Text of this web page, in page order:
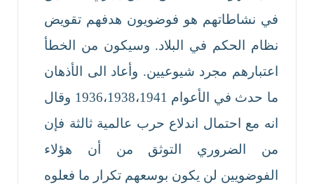
في نشاطاتهم هو فوضويون هدفهم تقويض
نظام الحكم في البلاد. وسيكون من الخطأ
اعتبارهم مجرد شيوعيين. وأعاد الى الأذهان
ما حدث في الأعوام 1936،1938،1941 وقال
انه مع احتمال اندلاع حرب عالمية ثالثة فإن
من الضروري التوثق من أن هؤلاء
الفوضويين لن يكون بوسعهم تكرار ما فعلوه